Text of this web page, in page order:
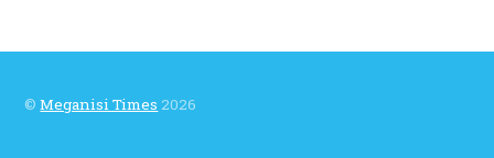
©Meganisi Times 2026